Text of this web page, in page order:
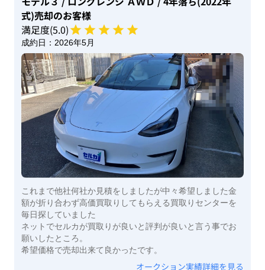
式)売却のお客様
満足度(5.0)
成約日： 2026年5月
これまで他社何社か見積をしましたが中々希望しました金
額が折り合わず高価買取りしてもらえる買取りセンターを
毎日探していました
ネットでセルカが買取りが良いと評判が良いと言う事でお
願いしたところ。
希望価格で売却出来て良かったです。
オークション実績詳細を見る